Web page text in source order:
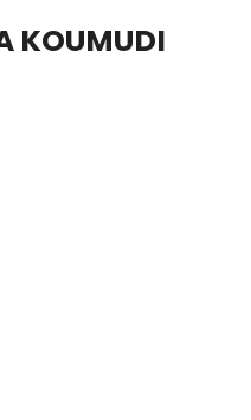
KOUMUDI